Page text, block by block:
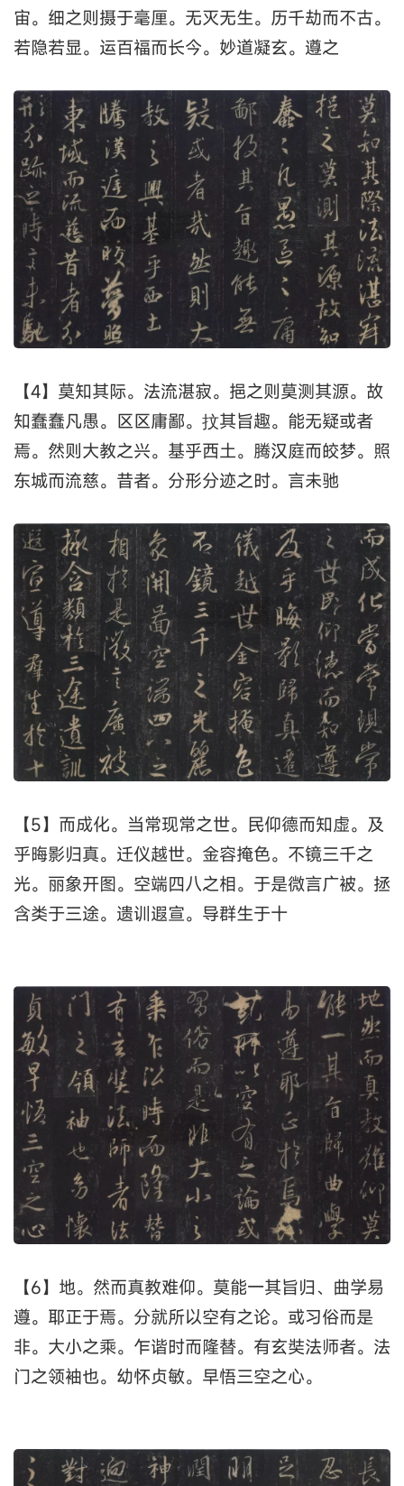
宙。细之则摄于毫厘。无灭无生。历千劫而不古。
若隐若显。运百福而长今。妙道凝玄。遵之
【4】莫知其际。法流湛寂。挹之则莫测其源。故
知蠢蠢凡愚。区区庸鄙。抆其旨趣。能无疑或者
焉。然则大教之兴。基乎西土。腾汉庭而皎梦。照
东城而流慈。昔者。分形分迹之时。言未驰
【5】而成化。当常现常之世。民仰德而知虚。及
乎晦影归真。迁仪越世。金容掩色。不镜三千之
光。丽象开图。空端四八之相。于是微言广被。拯
含类于三途。遗训遐宣。导群生于十
【6】地。然而真教难仰。莫能一其旨归、曲学易
遵。耶正于焉。分就所以空有之论。或习俗而是
非。大小之乘。乍谐时而隆替。有玄奘法师者。法
门之领袖也。幼怀贞敏。早悟三空之心。